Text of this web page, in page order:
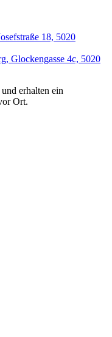
18, 5020
Glockengasse 4c, 5020
erhalten ein
Ort.